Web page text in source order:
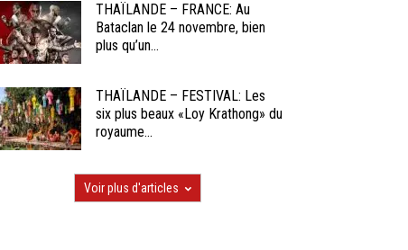
THAÏLANDE – FRANCE: Au
Bataclan le 24 novembre, bien
plus qu’un...
THAÏLANDE – FESTIVAL: Les
six plus beaux «Loy Krathong» du
royaume...
Voir plus d'articles